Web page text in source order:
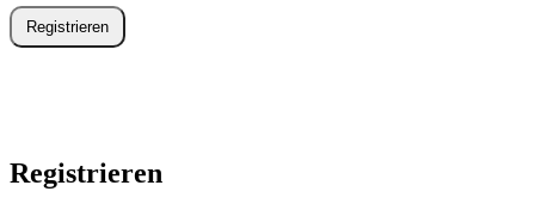
Registrieren
Registrieren